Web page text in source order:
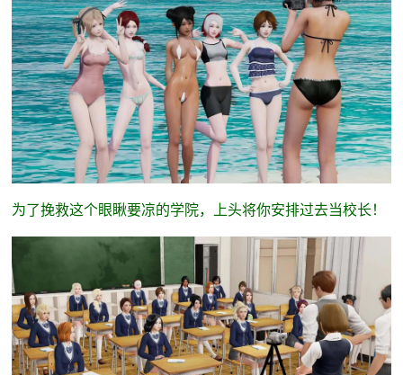
为了挽救这个眼瞅要凉的学院，上头将你安排过去当校长！